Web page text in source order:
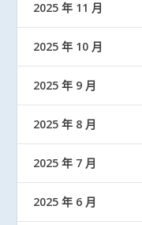
2025 年 11 月
2025 年 10 月
2025 年 9 月
2025 年 8 月
2025 年 7 月
2025 年 6 月